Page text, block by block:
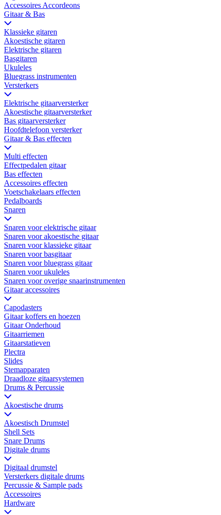
Accessoires Accordeons
Gitaar & Bas
Klassieke gitaren
Akoestische gitaren
Elektrische gitaren
Basgitaren
Ukuleles
Bluegrass instrumenten
Versterkers
Elektrische gitaarversterker
Akoestische gitaarversterker
Bas gitaarversterker
Hoofdtelefoon versterker
Gitaar & Bas effecten
Multi effecten
Effectpedalen gitaar
Bas effecten
Accessoires effecten
Voetschakelaars effecten
Pedalboards
Snaren
Snaren voor elektrische gitaar
Snaren voor akoestische gitaar
Snaren voor klassieke gitaar
Snaren voor basgitaar
Snaren voor bluegrass gitaar
Snaren voor ukuleles
Snaren voor overige snaarinstrumenten
Gitaar accessoires
Capodasters
Gitaar koffers en hoezen
Gitaar Onderhoud
Gitaarriemen
Gitaarstatieven
Plectra
Slides
Stemapparaten
Draadloze gitaarsystemen
Drums & Percussie
Akoestische drums
Akoestisch Drumstel
Shell Sets
Snare Drums
Digitale drums
Digitaal drumstel
Versterkers digitale drums
Percussie & Sample pads
Accessoires
Hardware